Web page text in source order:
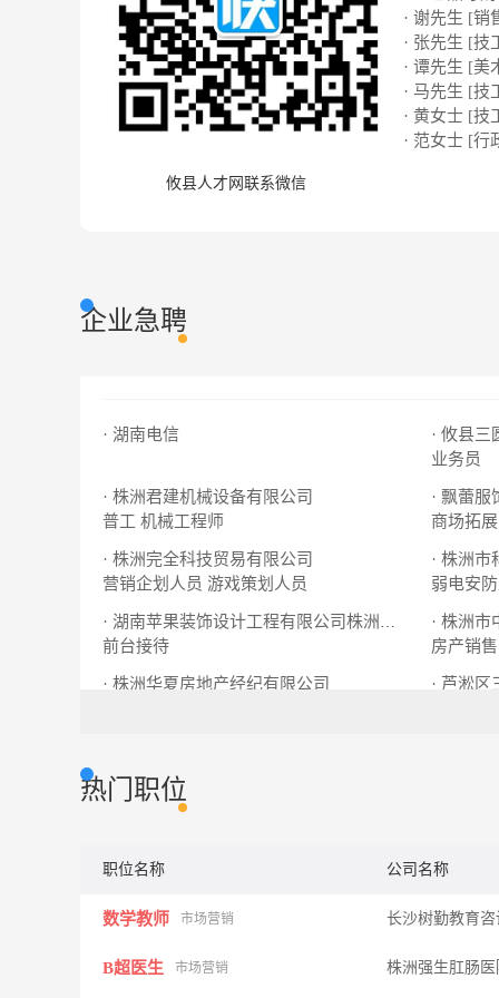
攸县人才网联系微信
· 谢先生 [销
· 张先生 [技
· 谭先生 [美
· 马先生 [技
· 黄女士 [技
· 范女士 [行
企业急聘
· 湖南电信
· 攸县
业务员
· 株洲君建机械设备有限公司
普工 机械工程师
· 飘蕾
商场拓
· 株洲完全科技贸易有限公司
营销企划人员 游戏策划人员
· 株洲
弱电安
· 湖南苹果装饰设计工程有限公司株洲分公司
前台接待
· 株洲
房产销售
· 株洲华夏房地产经纪有限公司
· 芦淞
热门职位
职位名称 公司名称
数学教师 市场营销 长沙树勤教育
B超医生 市场营销 株洲强生肛肠